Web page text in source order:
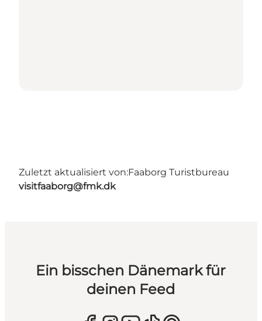
Zuletzt aktualisiert von:Faaborg Turistbureau
visitfaaborg@fmk.dk
Ein bisschen Dänemark für
deinen Feed